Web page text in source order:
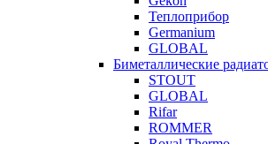
Теплоприбор
Germanium
GLOBAL
Биметаллические
STOUT
GLOBAL
Rifar
ROMMER